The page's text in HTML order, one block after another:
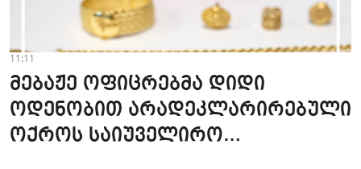
11:11
მებაჟე ოფიცრებმა დიდი
ოდენობით არადეკლარირებული
ოქროს საიუველირო